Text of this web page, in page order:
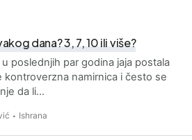
dana? 3, 7, 10 ili više?
poslednjih par godina jaja postala
kontroverzna namirnica i često se
da li…
Ishrana